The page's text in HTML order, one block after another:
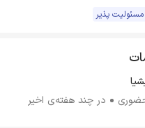
مسئولیت پذیر
در چند هفته‌ی اخیر